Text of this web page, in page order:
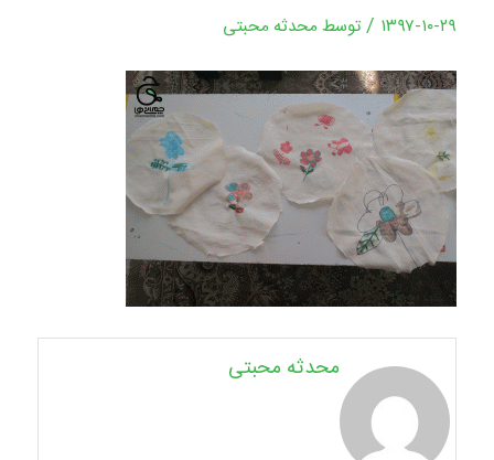
۱۳۹۷-۱۰-۲۹ / توسط محدثه محبتی
محدثه محبتی